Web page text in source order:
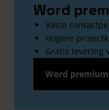
Word
Vaste
Hogere
Gratis levering
Word